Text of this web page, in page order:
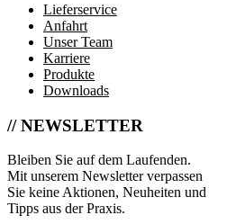
Lieferservice
Anfahrt
Unser Team
Karriere
Produkte
Downloads
// NEWSLETTER
Bleiben Sie auf dem Laufenden.
Mit unserem Newsletter verpassen
Sie keine Aktionen, Neuheiten und
Tipps aus der Praxis.